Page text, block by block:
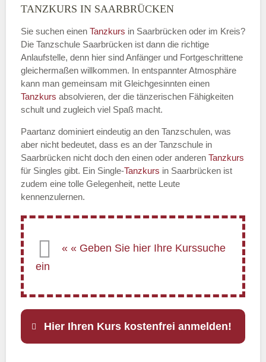
TANZKURS IN SAARBRÜCKEN
Sie suchen einen Tanzkurs in Saarbrücken oder im Kreis?
Die Tanzschule Saarbrücken ist dann die richtige
Anlaufstelle, denn hier sind Anfänger und Fortgeschrittene
gleichermaßen willkommen. In entspannter Atmosphäre
kann man gemeinsam mit Gleichgesinnten einen
Tanzkurs absolvieren, der die tänzerischen Fähigkeiten
schult und zugleich viel Spaß macht.
Paartanz dominiert eindeutig an den Tanzschulen, was
aber nicht bedeutet, dass es an der Tanzschule in
Saarbrücken nicht doch den einen oder anderen Tanzkurs
für Singles gibt. Ein Single-Tanzkurs in Saarbrücken ist
zudem eine tolle Gelegenheit, nette Leute
kennenzulernen.
Hier Ihren Kurs kostenfrei anmelden!